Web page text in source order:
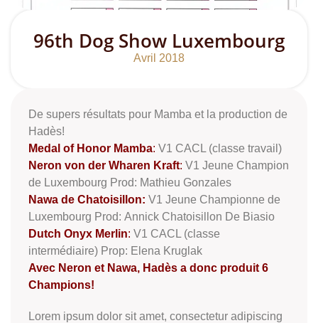
96th Dog Show Luxembourg
Avril 2018
De supers résultats pour Mamba et la production de
Hadès!
Medal of Honor Mamba: V1 CACL (classe travail)
Neron von der Wharen Kraft: V1 Jeune Champion
de Luxembourg Prod: Mathieu Gonzales
Nawa de Chatoisillon: V1 Jeune Championne de
Luxembourg Prod: Annick Chatoisillon De Biasio
Dutch Onyx Merlin: V1 CACL (classe
intermédiaire) Prop: Elena Kruglak
Avec Neron et Nawa, Hadès a donc produit 6
Champions!
Lorem ipsum dolor sit amet, consectetur adipiscing